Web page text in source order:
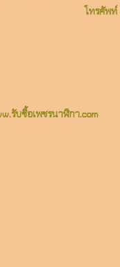
โทรศัพ
รับซื้อเพชรนาฬิกา.com